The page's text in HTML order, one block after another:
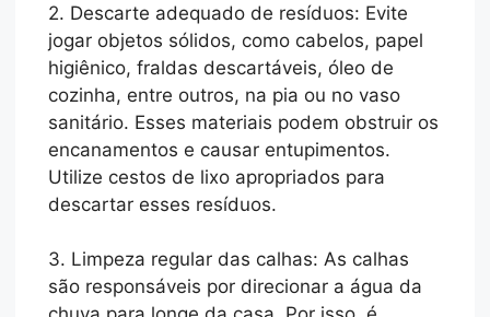
2. Descarte adequado de resíduos: Evite
jogar objetos sólidos, como cabelos, papel
higiênico, fraldas descartáveis, óleo de
cozinha, entre outros, na pia ou no vaso
sanitário. Esses materiais podem obstruir os
encanamentos e causar entupimentos.
Utilize cestos de lixo apropriados para
descartar esses resíduos.
3. Limpeza regular das calhas: As calhas
são responsáveis por direcionar a água da